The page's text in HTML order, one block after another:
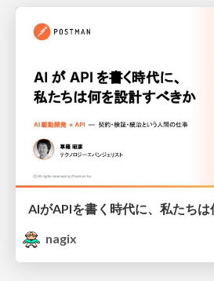
AIがAPIを書く時代に、私たち
nagix